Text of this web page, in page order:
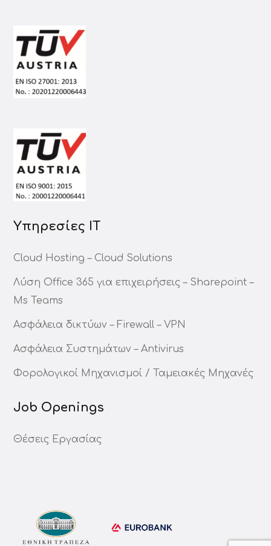
Υπηρεσίες ΙΤ
Cloud Hosting – Cloud Solutions
Λύση Office 365 για επιχειρήσεις – Sharepoint –
Ms Teams
Ασφάλεια δικτύων – Firewall – VPN
Ασφάλεια Συστημάτων – Antivirus
Φορολογικοί Μηχανισμοί / Ταμειακές Μηχανές
Job Openings
Θέσεις Εργασίας